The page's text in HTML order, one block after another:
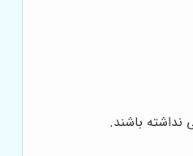
باشند.